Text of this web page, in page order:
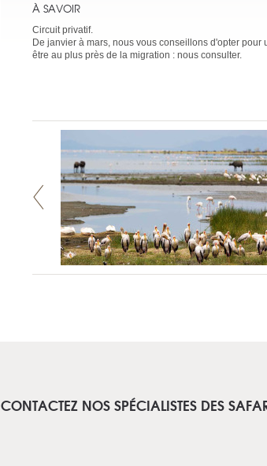
À SAVOIR
Circuit privatif.
De janvier à mars, nous vous conseillons d'opter
être au plus près de la migration : nous consulter.
CONTACTEZ NOS SPÉCIALISTES DES